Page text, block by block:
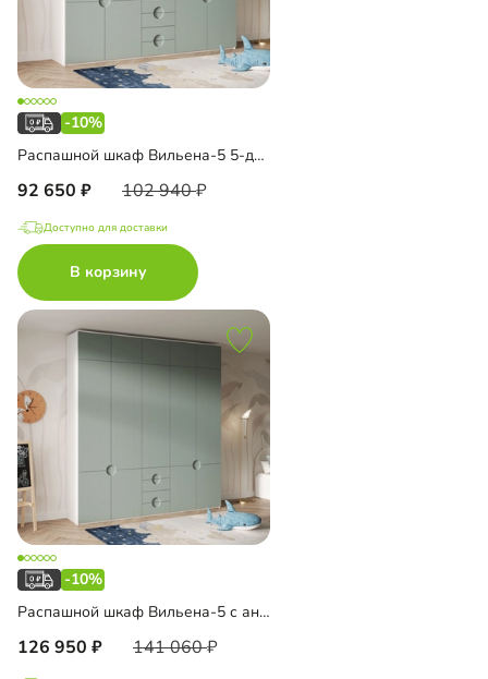
-10%
Распашной шкаф Вильена-5 5-дверный
92 650 102 940
Доступно для доставки
В корзину
-10%
Распашной шкаф Вильена-5 с антресолью
126 950 141 060